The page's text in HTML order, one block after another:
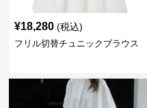
¥18,280 (税込)
フリル切替チュニックブラウス